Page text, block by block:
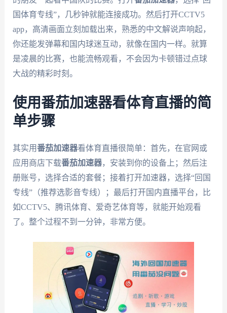
国体育专线”，几秒钟就能连接成功。然后打开CCTV5
app，高清画面立刻加载出来，熟悉的中文解说声响起，
你还能发弹幕和国内球迷互动，就像在国内一样。就算
是凌晨的比赛，也能流畅观看，不会因为卡顿错过点球
大战的精彩时刻。
使用番茄加速器看体育直播的简
单步骤
其实用番茄加速器看体育直播很简单：首先，在官网或
应用商店下载番茄加速器，安装到你的设备上；然后注
册账号，选择合适的套餐；接着打开加速器，选择“回国
专线”（推荐选影音专线）；最后打开国内直播平台，比
如CCTV5、腾讯体育、爱奇艺体育等，就能开始观看
了。整个过程不到一分钟，非常方便。